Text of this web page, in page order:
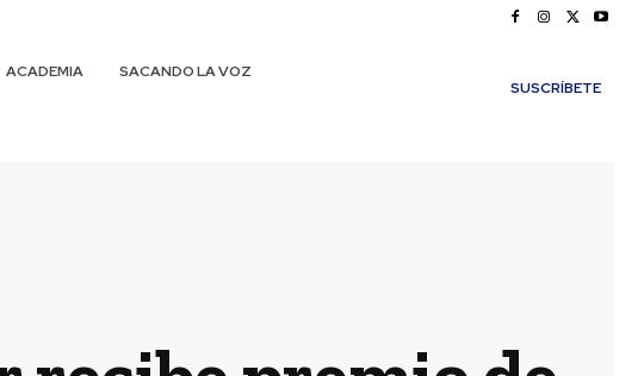
ACADEMIA
SACANDO LA VOZ
SUSCRÍBETE